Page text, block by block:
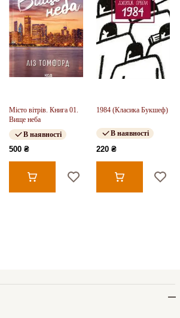
Місто вітрів. Книга 01.
Вище неба
В наявності
500 ₴
1984 (Класика Букшеф)
В наявності
220 ₴